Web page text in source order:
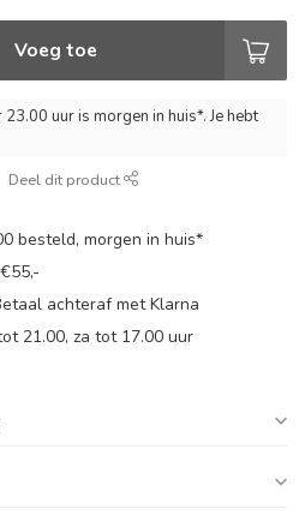
Voeg toe
uur is morgen in huis*. Je hebt
Deel dit product
besteld, morgen in huis*
achteraf met Klarna
21.00, za tot 17.00 uur